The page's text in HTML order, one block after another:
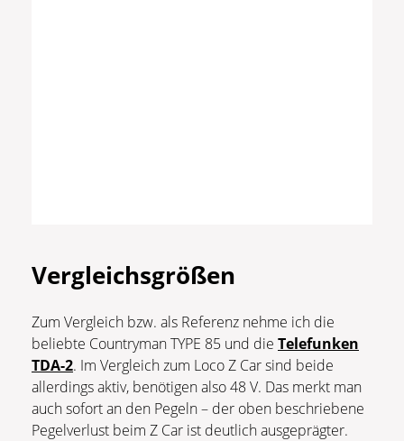
Vergleichsgrößen
Zum Vergleich bzw. als Referenz nehme ich die
beliebte Countryman TYPE 85 und die Telefunken
TDA-2. Im Vergleich zum Loco Z Car sind beide
allerdings aktiv, benötigen also 48 V. Das merkt man
auch sofort an den Pegeln – der oben beschriebene
Pegelverlust beim Z Car ist deutlich ausgeprägter.